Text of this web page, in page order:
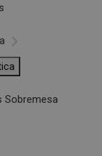
Sobremesa